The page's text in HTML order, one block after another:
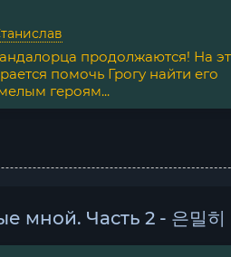
продолжаются! На
помочь Грогу найти его
героям...
мной. Часть 2 - 은밀히